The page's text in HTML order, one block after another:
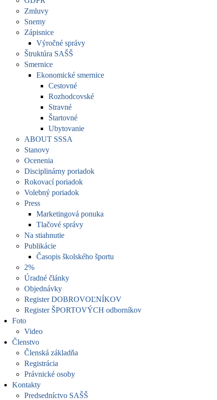
Zmluvy
Snemy
Zápisnice
Výročné správy
Štruktúra SAŠŠ
Smernice
Ekonomické smernice
Cestovné
Rozhodcovské
Stravné
Štartovné
Ubytovanie
ABOUT SSSA
Stanovy
Ocenenia
Disciplinárny poriadok
Rokovací poriadok
Volebný poriadok
Press
Marketingová ponuka
Tlačové správy
Na stiahnutie
Publikácie
Časopis školského športu
2%
Úradné články
Objednávky
Register DOBROVOĽNÍKOV
Register ŠPORTOVÝCH odborníkov
Foto
Video
Členstvo
Členská základňa
Registrácia
Právnické osoby
Kontakty
Predsedníctvo SAŠŠ